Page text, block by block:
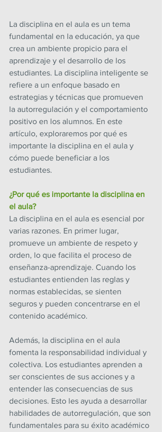
La disciplina en el aula es un tema
fundamental en la educación, ya que
crea un ambiente propicio para el
aprendizaje y el desarrollo de los
estudiantes. La disciplina inteligente se
refiere a un enfoque basado en
estrategias y técnicas que promueven
la autorregulación y el comportamiento
positivo en los alumnos. En este
artículo, exploraremos por qué es
importante la disciplina en el aula y
cómo puede beneficiar a los
estudiantes.
¿Por qué es importante la disciplina en
el aula?
La disciplina en el aula es esencial por
varias razones. En primer lugar,
promueve un ambiente de respeto y
orden, lo que facilita el proceso de
enseñanza-aprendizaje. Cuando los
estudiantes entienden las reglas y
normas establecidas, se sienten
seguros y pueden concentrarse en el
contenido académico.
Además, la disciplina en el aula
fomenta la responsabilidad individual y
colectiva. Los estudiantes aprenden a
ser conscientes de sus acciones y a
entender las consecuencias de sus
decisiones. Esto les ayuda a desarrollar
habilidades de autorregulación, que son
fundamentales para su éxito académico